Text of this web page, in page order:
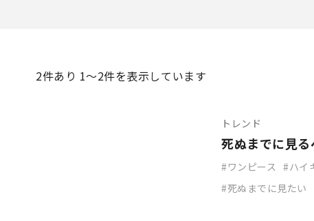
2件あり 1〜2件を表示しています
トレンド
死ぬまでに見
ワンピース ハイ
死ぬまでに見たい